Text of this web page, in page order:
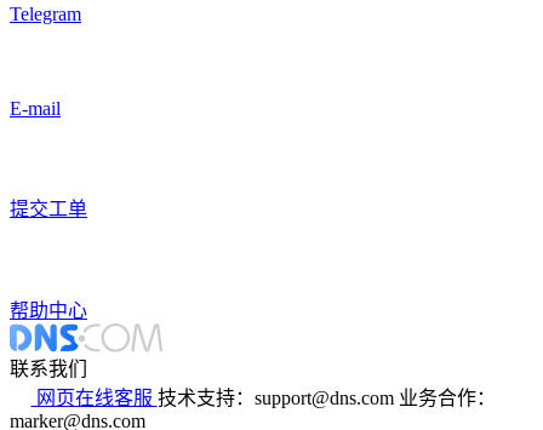
Telegram
E-mail
提交工单
帮助中心
联系我们
网页在线客服 技术支持：support@dns.com 业务合作：
marker@dns.com